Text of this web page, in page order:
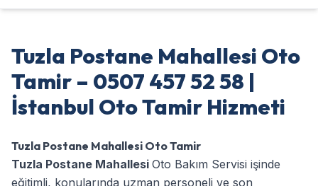
Tuzla Postane Mahallesi Oto
Tamir – 0507 457 52 58 |
İstanbul Oto Tamir Hizmeti
Tuzla Postane Mahallesi Oto Tamir
Tuzla Postane Mahallesi Oto Bakım Servisi işinde
eğitimli, konularında uzman personeli ve son